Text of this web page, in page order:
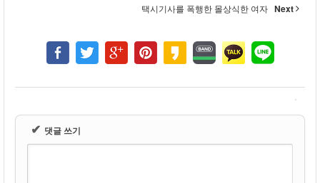
택시기사를 폭행한 몰상식한 여자 Next
✔ 댓글 쓰기